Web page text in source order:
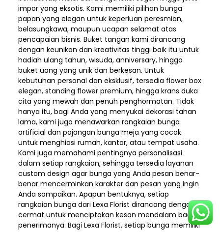
impor yang eksotis. Kami memiliki pilihan bunga
papan yang elegan untuk keperluan peresmian,
belasungkawa, maupun ucapan selamat atas
pencapaian bisnis. Buket tangan kami dirancang
dengan keunikan dan kreativitas tinggi baik itu untuk
hadiah ulang tahun, wisuda, anniversary, hingga
buket uang yang unik dan berkesan. Untuk
kebutuhan personal dan eksklusif, tersedia flower box
elegan, standing flower premium, hingga krans duka
cita yang mewah dan penuh penghormatan. Tidak
hanya itu, bagi Anda yang menyukai dekorasi tahan
lama, kami juga menawarkan rangkaian bunga
artificial dan pajangan bunga meja yang cocok
untuk menghiasi rumah, kantor, atau tempat usaha.
Kami juga memahami pentingnya personalisasi
dalam setiap rangkaian, sehingga tersedia layanan
custom design agar bunga yang Anda pesan benar-
benar mencerminkan karakter dan pesan yang ingin
Anda sampaikan. Apapun bentuknya, setiap
rangkaian bunga dari Lexa Florist dirancang dengan
cermat untuk menciptakan kesan mendalam bagi
penerimanya. Bagi Lexa Florist, setiap bunga memiliki